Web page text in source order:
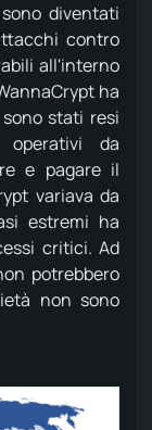
diventati
contro
all'interno
ha
stati resi
operativi da
e pagare il
variava da
estremi ha
critici. Ad
potrebbero
non sono